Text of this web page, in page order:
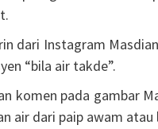
dari Instagram
“bila air takde”.
komen pada gambar
air dari paip awam